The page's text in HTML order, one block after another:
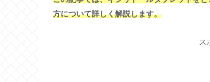
方について詳しく解説します。
ス